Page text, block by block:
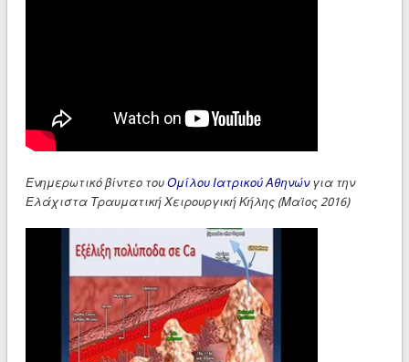
Ενημερωτικό βίντεο τουΟμίλου Ιατρικού Αθηνώνγια την
Ελάχιστα Τραυματική Χειρουργική Κήλης (Μαϊος 2016)